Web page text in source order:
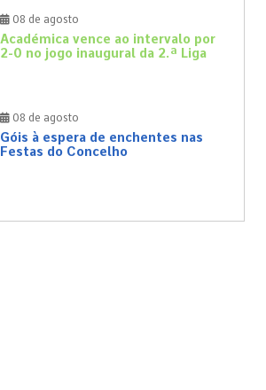
08 de agosto
Académica vence ao intervalo por
2-0 no jogo inaugural da 2.ª Liga
08 de agosto
Góis à espera de enchentes nas
Festas do Concelho